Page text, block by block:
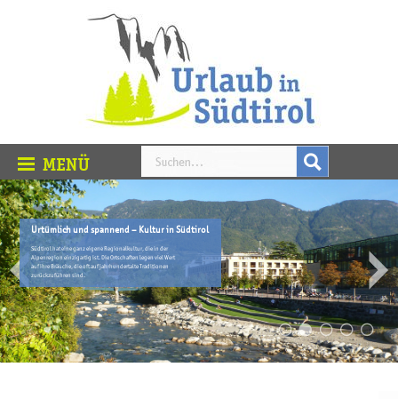
Urtümlich und spannend – Kultur in Südtirol
Südtirol hat eine ganz eigene Regionalkultur, die in der
Alpenregion einzigartig ist. Die Ortschaften legen viel Wert
auf ihre Bräuche, die oft auf jahrhundertalte Traditionen
zurückzuführen sind.